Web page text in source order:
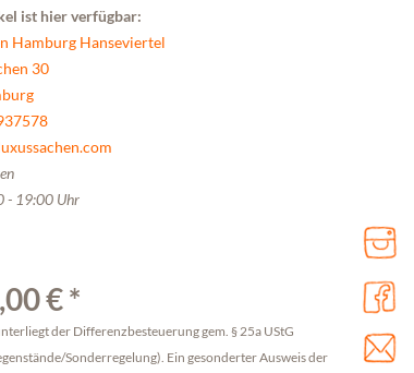
ist hier verfügbar:
Hamburg Hanseviertel
30
- 19:00 Uhr
€ *
der Differenzbesteuerung gem. § 25a UStG
Sonderregelung). Ein gesonderter Ausweis der